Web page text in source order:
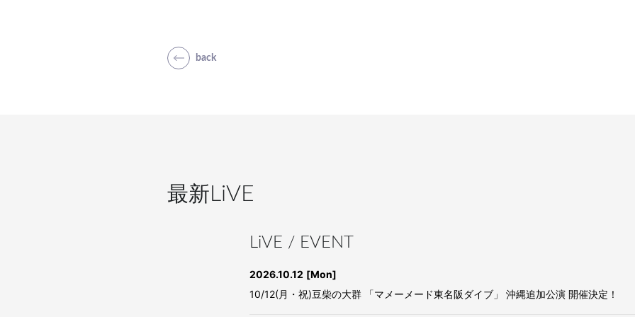
back
最新LiVE
LiVE / EVENT
2026.10.12 [Mon]
10/12(月・祝)豆柴の大群 「マメーメード東名阪ダイブ」 沖縄追加公演 開催決定！